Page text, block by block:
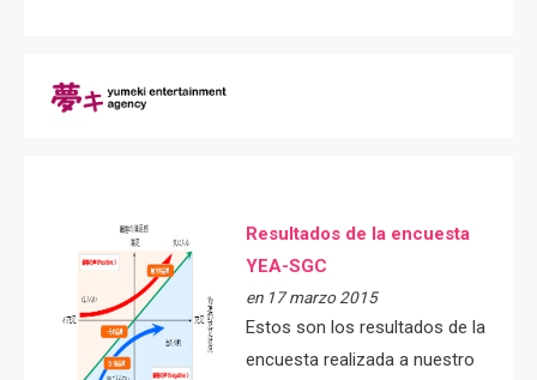
Resultados de la encuesta
YEA-SGC
en 17 marzo 2015
Estos son los resultados de la
encuesta realizada a nuestro